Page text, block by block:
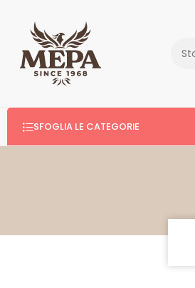
SFOGLIA LE CATEGORIE